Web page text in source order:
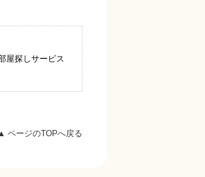
屋探しサービス
ページのTOPへ戻る